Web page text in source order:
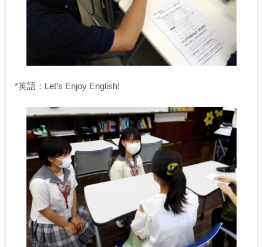
*英語：Let’s Enjoy English!